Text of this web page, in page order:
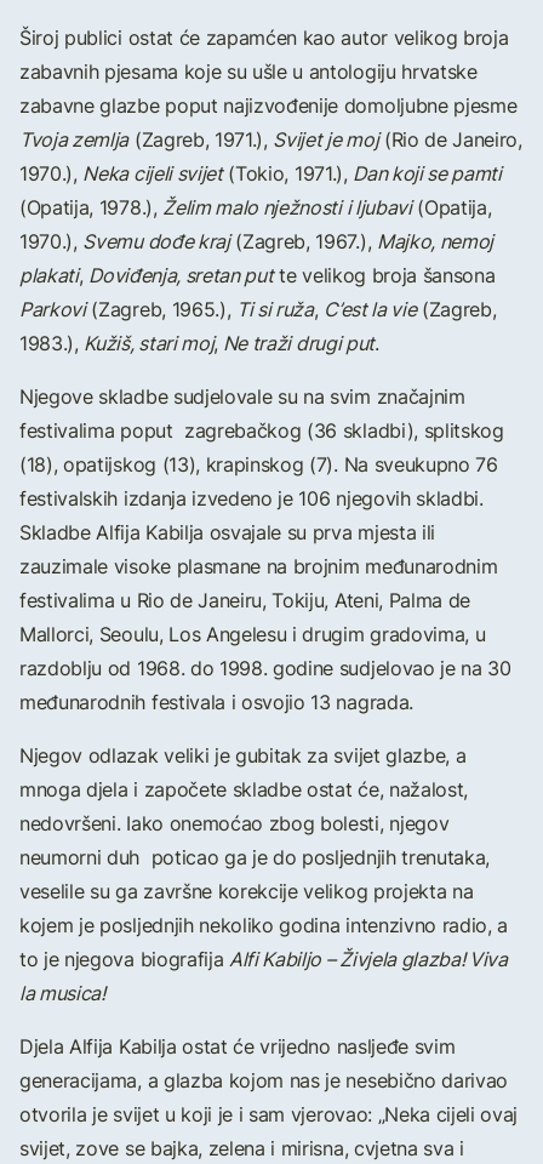
Široj publici ostat će zapamćen kao autor velikog broja
zabavnih pjesama koje su ušle u antologiju hrvatske
zabavne glazbe poput najizvođenije domoljubne pjesme
Tvoja zemlja(Zagreb, 1971.), Svijet je moj(Rio de Janeiro,
1970.), Neka cijeli svijet(Tokio, 1971.), Dan koji se pamti
(Opatija, 1978.), Želim malo nježnosti i ljubavi(Opatija,
1970.), Svemu dođe kraj(Zagreb, 1967.), Majko, nemoj
plakati, Doviđenja, sretan putte velikog broja šansona
Parkovi(Zagreb, 1965.), Ti si ruža, C’est la vie(Zagreb,
1983.), Kužiš, stari moj, Ne traži drugi put.
Njegove skladbe sudjelovale su na svim značajnim
festivalima poput zagrebačkog (36 skladbi), splitskog
(18), opatijskog (13), krapinskog (7). Na sveukupno 76
festivalskih izdanja izvedeno je 106 njegovih skladbi.
Skladbe Alfija Kabilja osvajale su prva mjesta ili
zauzimale visoke plasmane na brojnim međunarodnim
festivalima u Rio de Janeiru, Tokiju, Ateni, Palma de
Mallorci, Seoulu, Los Angelesu i drugim gradovima, u
razdoblju od 1968. do 1998. godine sudjelovao je na 30
međunarodnih festivala i osvojio 13 nagrada.
Njegov odlazak veliki je gubitak za svijet glazbe, a
mnoga djela i započete skladbe ostat će, nažalost,
nedovršeni. Iako onemoćao zbog bolesti, njegov
neumorni duh poticao ga je do posljednjih trenutaka,
veselile su ga završne korekcije velikog projekta na
kojem je posljednjih nekoliko godina intenzivno radio, a
to je njegova biografija Alfi Kabiljo – Živjela glazba! Viva
la musica!
Djela Alfija Kabilja ostat će vrijedno nasljeđe svim
generacijama, a glazba kojom nas je nesebično darivao
otvorila je svijet u koji je i sam vjerovao: „Neka cijeli ovaj
svijet, zove se bajka, zelena i mirisna, cvjetna sva i